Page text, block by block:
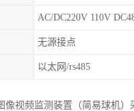
AC/DC220V 110V
无源接点
以太网/rs485
像视频监测装置（简易球机